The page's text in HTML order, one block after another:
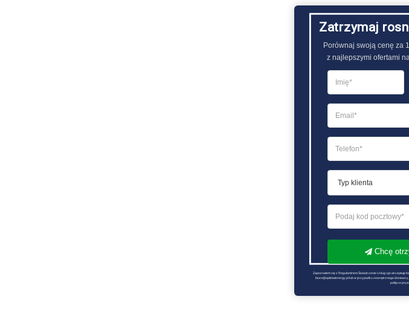
Zatrzymaj
Porównaj swoją cenę za
z najlepszymi ofertami
Chcę
Zapoznałem się z Regulaminem Świadczenie Usług i go akceptuję
biuro@optimalenergy.pl lub w przypadku zewnętrznego
polityce